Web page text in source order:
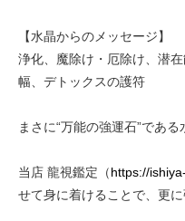
【水晶からのメッセージ】
浄化、魔除け・厄除け、潜
幅、デトックスの護符
まさに“万能の強運石”であ
当店 龍視鑑定（https://
せて身に着けることで、更